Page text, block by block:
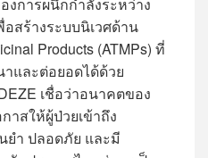
การผนึกกำลังระหว่าง
สร้างระบบนิเวศด้าน
Products (ATMPs) ที่
และต่อยอดได้ด้วย
เชื่อว่าอนาคตของ
าสให้ผู้ป่วยเข้าถึง
ยำ ปลอดภัย และมี